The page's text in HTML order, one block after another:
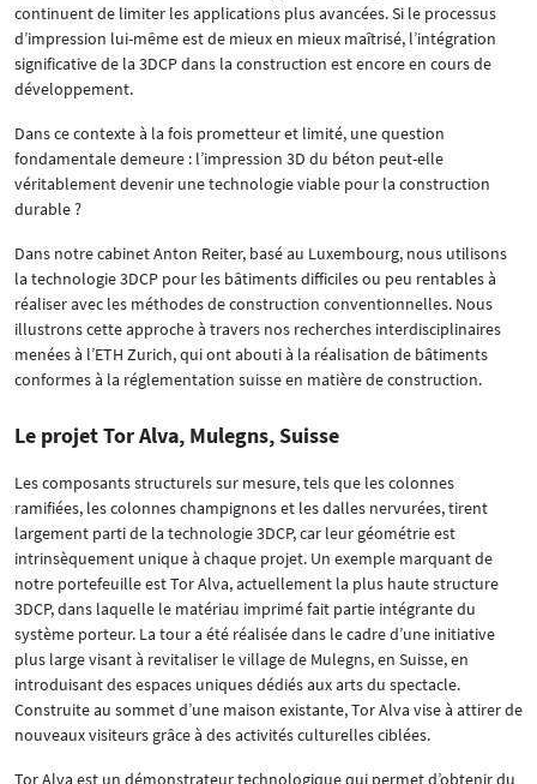
continuent de limiter les applications plus avancées. Si le processus
d’impression lui-même est de mieux en mieux maîtrisé, l’intégration
significative de la 3DCP dans la construction est encore en cours de
développement.
Dans ce contexte à la fois prometteur et limité, une question
fondamentale demeure : l’impression 3D du béton peut-elle
véritablement devenir une technologie viable pour la construction
durable ?
Dans notre cabinet Anton Reiter, basé au Luxembourg, nous utilisons
la technologie 3DCP pour les bâtiments difficiles ou peu rentables à
réaliser avec les méthodes de construction conventionnelles. Nous
illustrons cette approche à travers nos recherches interdisciplinaires
menées à l’ETH Zurich, qui ont abouti à la réalisation de bâtiments
conformes à la réglementation suisse en matière de construction.
Le projet Tor Alva, Mulegns, Suisse
Les composants structurels sur mesure, tels que les colonnes
ramifiées, les colonnes champignons et les dalles nervurées, tirent
largement parti de la technologie 3DCP, car leur géométrie est
intrinsèquement unique à chaque projet. Un exemple marquant de
notre portefeuille est Tor Alva, actuellement la plus haute structure
3DCP, dans laquelle le matériau imprimé fait partie intégrante du
système porteur. La tour a été réalisée dans le cadre d’une initiative
plus large visant à revitaliser le village de Mulegns, en Suisse, en
introduisant des espaces uniques dédiés aux arts du spectacle.
Construite au sommet d’une maison existante, Tor Alva vise à attirer de
nouveaux visiteurs grâce à des activités culturelles ciblées.
Tor Alva est un démonstrateur technologique qui permet d’obtenir du